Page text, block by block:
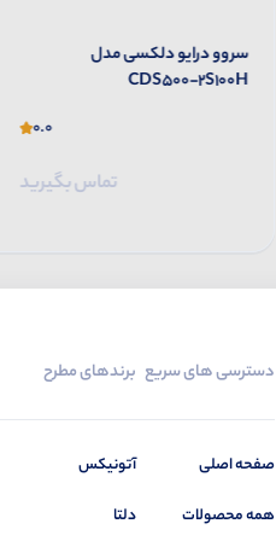
سروو درایو دلکسی مدل
CDS500-2S060H
0.0
تماس بگیرید
دسترسی های سریع
صفحه اصلی
همه محصولات
برندهای مطرح
آتونیکس
دلتا